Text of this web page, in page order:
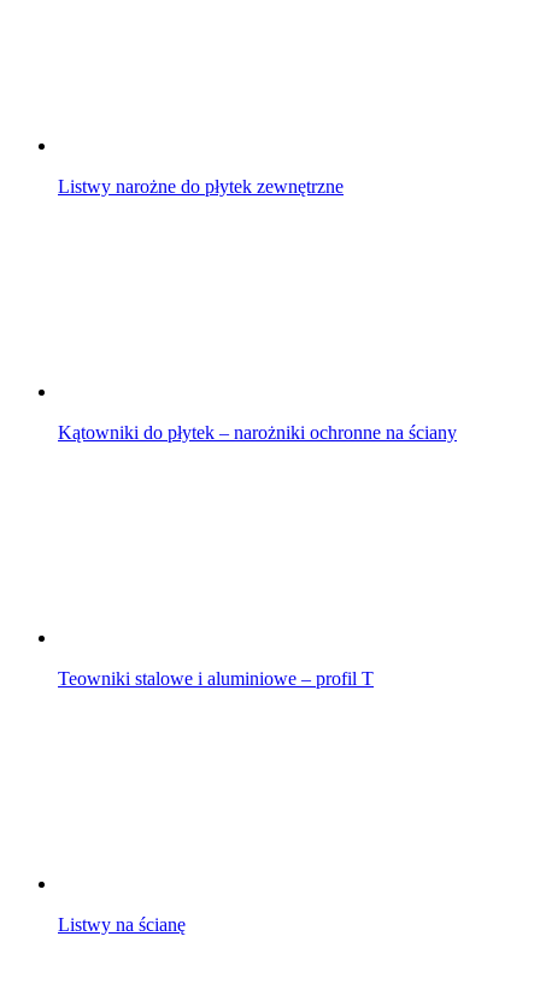
Listwy narożne do płytek zewnętrzne
Kątowniki do płytek – narożniki ochronne na ściany
Teowniki stalowe i aluminiowe – profil T
Listwy na ścianę